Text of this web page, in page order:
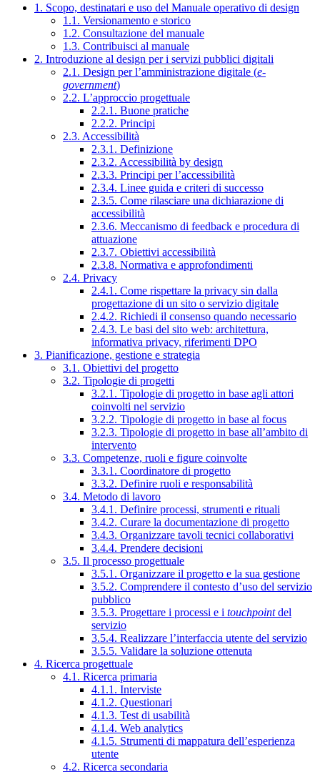
1. Scopo, destinatari e uso del Manuale operativo di design
1.1. Versionamento e storico
1.2. Consultazione del manuale
1.3. Contribuisci al manuale
2. Introduzione al design per i servizi pubblici digitali
2.1. Design per l’amministrazione digitale (e-
government)
2.2. L’approccio progettuale
2.2.1. Buone pratiche
2.2.2. Principi
2.3. Accessibilità
2.3.1. Definizione
2.3.2. Accessibilità by design
2.3.3. Principi per l’accessibilità
2.3.4. Linee guida e criteri di successo
2.3.5. Come rilasciare una dichiarazione di
accessibilità
2.3.6. Meccanismo di feedback e procedura di
attuazione
2.3.7. Obiettivi accessibilità
2.3.8. Normativa e approfondimenti
2.4. Privacy
2.4.1. Come rispettare la privacy sin dalla
progettazione di un sito o servizio digitale
2.4.2. Richiedi il consenso quando necessario
2.4.3. Le basi del sito web: architettura,
informativa privacy, riferimenti DPO
3. Pianificazione, gestione e strategia
3.1. Obiettivi del progetto
3.2. Tipologie di progetti
3.2.1. Tipologie di progetto in base agli attori
coinvolti nel servizio
3.2.2. Tipologie di progetto in base al focus
3.2.3. Tipologie di progetto in base all’ambito di
intervento
3.3. Competenze, ruoli e figure coinvolte
3.3.1. Coordinatore di progetto
3.3.2. Definire ruoli e responsabilità
3.4. Metodo di lavoro
3.4.1. Definire processi, strumenti e rituali
3.4.2. Curare la documentazione di progetto
3.4.3. Organizzare tavoli tecnici collaborativi
3.4.4. Prendere decisioni
3.5. Il processo progettuale
3.5.1. Organizzare il progetto e la sua gestione
3.5.2. Comprendere il contesto d’uso del servizio
pubblico
3.5.3. Progettare i processi e i touchpointdel
servizio
3.5.4. Realizzare l’interfaccia utente del servizio
3.5.5. Validare la soluzione ottenuta
4. Ricerca progettuale
4.1. Ricerca primaria
4.1.1. Interviste
4.1.2. Questionari
4.1.3. Test di usabilità
4.1.4. Web analytics
4.1.5. Strumenti di mappatura dell’esperienza
utente
4.2. Ricerca secondaria